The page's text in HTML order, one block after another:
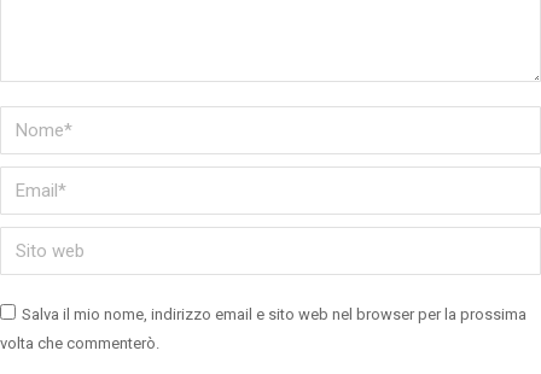
Nome *
Email *
Sito web
Salva il mio nome, indirizzo email e sito web nel browser per la prossima
volta che commenterò.